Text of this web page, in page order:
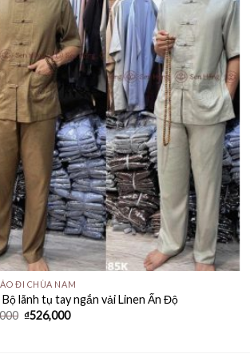
ĐI CHÙA NAM
Bộ lãnh tụ tay ngắn vải Linen Ấn Độ
Giá
₫526,000Giá